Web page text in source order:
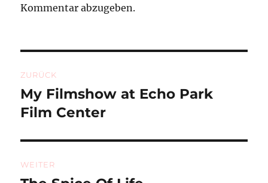
Kommentar abzugeben.
ZURÜCK
Vorheriger
Beitrag:
My Filmshow at Echo Park
Film Center
WEITER